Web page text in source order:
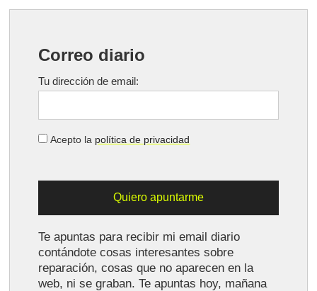
Correo diario
Tu dirección de email:
Acepto la política de privacidad
Te apuntas para recibir mi email diario
contándote cosas interesantes sobre
reparación, cosas que no aparecen en la
web, ni se graban. Te apuntas hoy, mañana